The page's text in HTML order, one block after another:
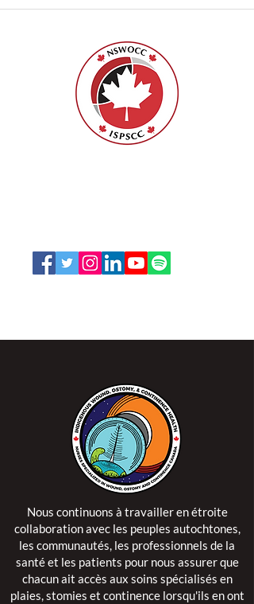
Nous continuons à travailler en étroite
collaboration avec les peuples autochtones,
les communautés, les professionnels de la
santé et les patients pour nous assurer que
chacun ait accès aux soins spécialisés en
plaies, stomies et continence lorsqu'ils en ont